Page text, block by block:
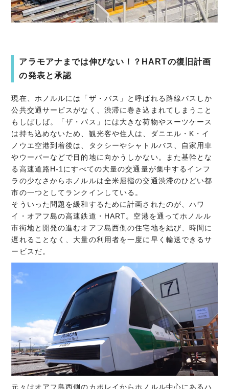
アラモアナまでは伸びない！？HARTの復旧計画
の発表と承認
現在、ホノルルには「ザ・バス」と呼ばれる路線バスしか
公共交通サービスがなく、渋滞に巻き込まれてしまうこと
もしばしば。「ザ・バス」には大きな荷物やスーツケース
は持ち込めないため、観光客や住人は、ダニエル・K・イ
ノウエ空港到着後は、タクシーやシャトルバス、自家用車
やウーバーなどで目的地に向かうしかない。また基幹とな
る高速道路H-1にすべての大量の交通量が集中するインフ
ラの少なさからホノルルは全米屈指の交通渋滞のひどい都
市の一つとしてランクインしている。
そういった問題を緩和するために計画されたのが、ハワ
イ・オアフ島の高速鉄道・HART。空港を通ってホノルル
市街地と開発の進むオアフ島西側の住宅地を結び、時間に
遅れることなく、大量の利用者を一度に早く輸送できるサ
ービスだ。
元々はオアフ島西側のカポレイからホノルル中心にあるハ